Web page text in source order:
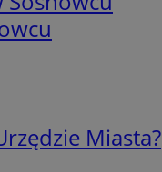
Miasta?